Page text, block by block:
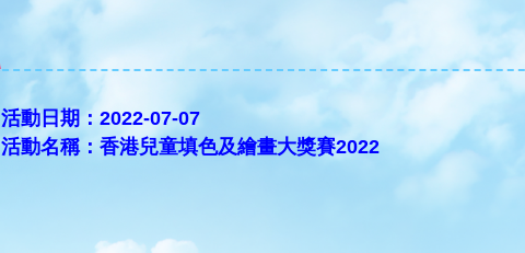
活動日期：2022-07-07
活動名稱：香港兒童填色及繪畫大獎賽2022